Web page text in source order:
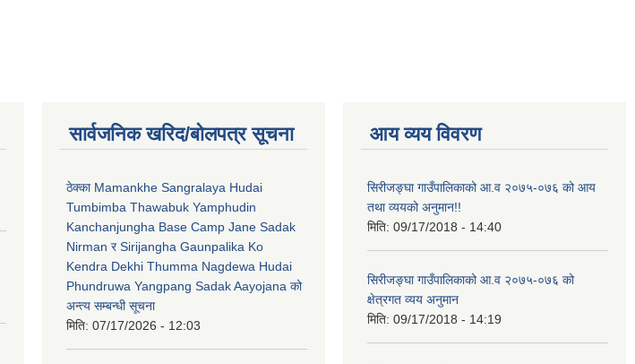
सार्वजनिक खरिद/बोलपत्र सूचना
ठेक्का Mamankhe Sangralaya Hudai
Tumbimba Thawabuk Yamphudin
Kanchanjungha Base Camp Jane Sadak
Nirman र Sirijangha Gaunpalika Ko
Kendra Dekhi Thumma Nagdewa Hudai
Phundruwa Yangpang Sadak Aayojana को
अन्त्य सम्बन्धी सूचना
मिति: 07/17/2026 - 12:03
आय व्यय विवरण
सिरीजङ्घा गाउँपालिकाको आ.व २०७५-०७६ को आय
तथा व्ययको अनुमान!!
मिति: 09/17/2018 - 14:40
सिरीजङ्घा गाउँपालिकाको आ.व २०७५-०७६ को
क्षेत्रगत व्यय अनुमान
मिति: 09/17/2018 - 14:19